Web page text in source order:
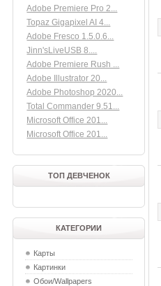
Adobe Premiere Pro 2...
Topaz Gigapixel AI 4...
Adobe Fresco 1.5.0.6...
Jinn'sLiveUSB 8....
Adobe Premiere Rush ...
Adobe Illustrator 20...
Adobe Photoshop 2020...
Total Commander 9.51...
Microsoft Office 201...
Microsoft Office 201...
ТОП ДЕВЧЕНОК
КАТЕГОРИИ
Карты
Картинки
Обои/Wallpapers